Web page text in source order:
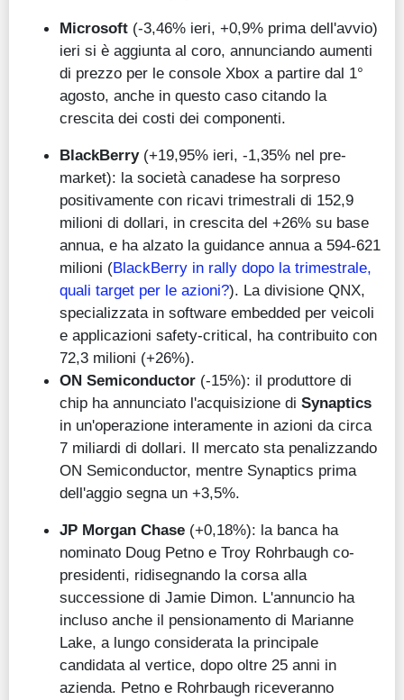
Microsoft (-3,46% ieri, +0,9% prima dell'avvio)
ieri si è aggiunta al coro, annunciando aumenti
di prezzo per le console Xbox a partire dal 1°
agosto, anche in questo caso citando la
crescita dei costi dei componenti.
BlackBerry (+19,95% ieri, -1,35% nel pre-
market): la società canadese ha sorpreso
positivamente con ricavi trimestrali di 152,9
milioni di dollari, in crescita del +26% su base
annua, e ha alzato la guidance annua a 594-621
milioni (BlackBerry in rally dopo la trimestrale,
quali target per le azioni?). La divisione QNX,
specializzata in software embedded per veicoli
e applicazioni safety-critical, ha contribuito con
72,3 milioni (+26%).
ON Semiconductor (-15%): il produttore di
chip ha annunciato l'acquisizione di Synaptics
in un'operazione interamente in azioni da circa
7 miliardi di dollari. Il mercato sta penalizzando
ON Semiconductor, mentre Synaptics prima
dell'aggio segna un +3,5%.
JP Morgan Chase (+0,18%): la banca ha
nominato Doug Petno e Troy Rohrbaugh co-
presidenti, ridisegnando la corsa alla
successione di Jamie Dimon. L'annuncio ha
incluso anche il pensionamento di Marianne
Lake, a lungo considerata la principale
candidata al vertice, dopo oltre 25 anni in
azienda. Petno e Rohrbaugh riceveranno